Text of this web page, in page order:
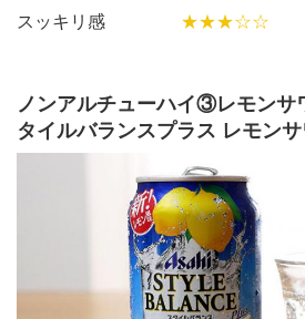
スッキリ感 ★★★☆☆
ノンアルチューハイ③レモンサ
タイルバランスプラス レモン